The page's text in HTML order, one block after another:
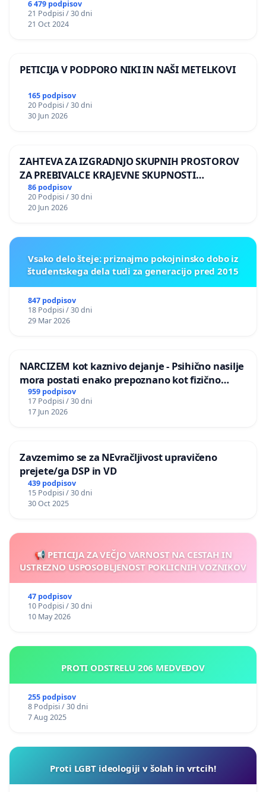
6 479 podpisov
21 Podpisi / 30 dni
21 Oct 2024
PETICIJA V PODPORO NIKI IN NAŠI METELKOVI
165 podpisov
20 Podpisi / 30 dni
30 Jun 2026
ZAHTEVA ZA IZGRADNJO SKUPNIH PROSTOROV
ZA PREBIVALCE KRAJEVNE SKUPNOSTI
PRESTRANEK
86 podpisov
20 Podpisi / 30 dni
20 Jun 2026
Vsako delo šteje: priznajmo pokojninsko dobo iz
študentskega dela tudi za generacijo pred 2015
847 podpisov
18 Podpisi / 30 dni
29 Mar 2026
NARCIZEM kot kaznivo dejanje - Psihično nasilje
mora postati enako prepoznano kot fizično
nasilje
959 podpisov
17 Podpisi / 30 dni
17 Jun 2026
Zavzemimo se za NEvračljivost upravičeno
prejete/ga DSP in VD
439 podpisov
15 Podpisi / 30 dni
30 Oct 2025
📢 PETICIJA ZA VEČJO VARNOST NA CESTAH IN
USTREZNO USPOSOBLJENOST POKLICNIH VOZNIKOV
47 podpisov
10 Podpisi / 30 dni
10 May 2026
PROTI ODSTRELU 206 MEDVEDOV
255 podpisov
8 Podpisi / 30 dni
7 Aug 2025
Proti LGBT ideologiji v šolah in vrtcih!